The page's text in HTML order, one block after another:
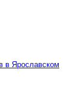
в Ярославском